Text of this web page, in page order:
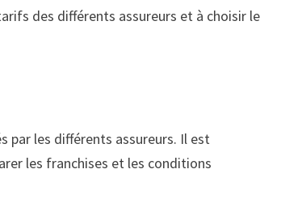
des différents assureurs et à choisir le
par les différents assureurs. Il est
les franchises et les conditions